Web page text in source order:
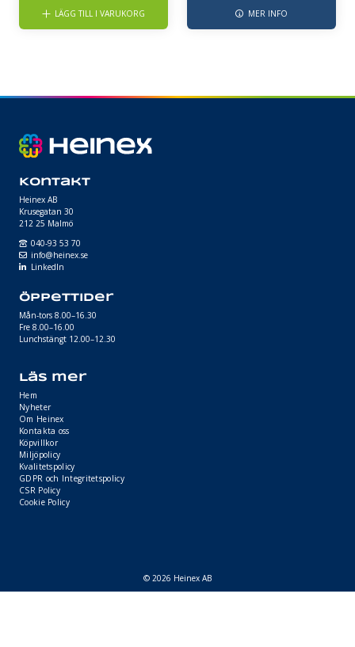
LÄGG TILL I VARUKORG MER INFO
Kontakt
Heinex AB
Krusegatan 30
212 25 Malmö
040-93 53 70
info@heinex.se
LinkedIn
Öppettider
Mån-tors 8.00–16.30
Fre 8.00–16.00
Lunchstängt 12.00–12.30
Läs mer
Hem
Nyheter
Om Heinex
Kontakta oss
Köpvillkor
Miljöpolicy
Kvalitetspolicy
GDPR och Integritetspolicy
CSR Policy
Cookie Policy
© 2026 Heinex AB